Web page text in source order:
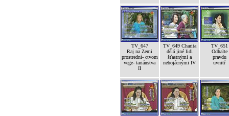
TV_647
Raj na Zemi
prostrední- ctvom
vege- tariánstva
II
TV_649 Charita
dělá jiné lidi
šťastnými a
nebojácnými IV
TV_651
Odhalte
pravdu
uvnitř